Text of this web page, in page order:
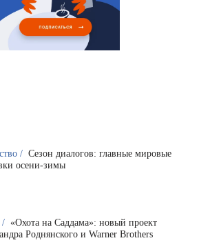
/ Сезон диалогов: главные мировые
осени-зимы
/ «Охота на Саддама»: новый проект
Роднянского и Warner Brothers